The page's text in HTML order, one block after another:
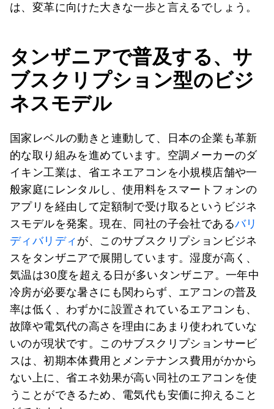
は、変革に向けた大きな一歩と言えるでしょう。
タンザニアで普及する、サ
ブスクリプション型のビジ
ネスモデル
国家レベルの動きと連動して、日本の企業も革新
的な取り組みを進めています。空調メーカーのダ
イキン工業は、省エネエアコンを小規模店舗や一
般家庭にレンタルし、使用料をスマートフォンの
アプリを経由して定額制で受け取るというビジネ
スモデルを発案。現在、同社の子会社であるバリ
ディバリディが、このサブスクリプションビジネ
スをタンザニアで展開しています。湿度が高く、
気温は30度を超える日が多いタンザニア。一年中
冷房が必要な暑さにも関わらず、エアコンの普及
率は低く、わずかに設置されているエアコンも、
故障や電気代の高さを理由にあまり使われていな
いのが現状です。このサブスクリプションサービ
スは、初期本体費用とメンテナンス費用がかから
ない上に、省エネ効果が高い同社のエアコンを使
うことができるため、電気代も安価に抑えること